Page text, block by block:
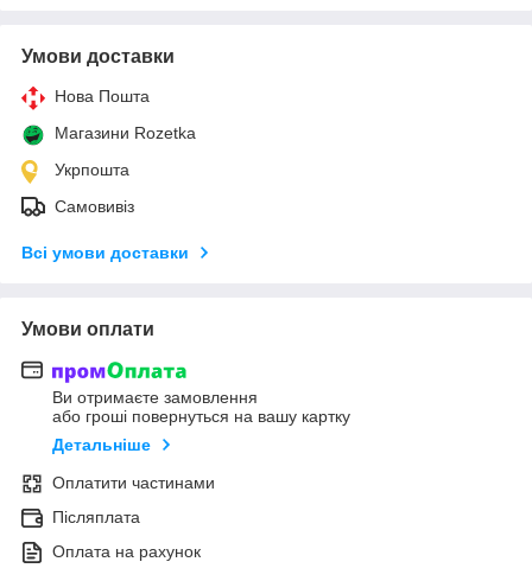
Умови доставки
Нова Пошта
Магазини Rozetka
Укрпошта
Самовивіз
Всі умови доставки
Умови оплати
Ви отримаєте замовлення
або гроші повернуться на вашу картку
Детальніше
Оплатити частинами
Післяплата
Оплата на рахунок